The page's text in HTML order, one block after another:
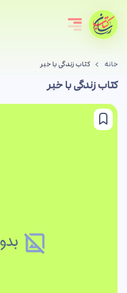
خانه کتاب زندگی با خبر
کتاب زندگی با خبر